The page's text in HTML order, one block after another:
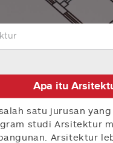
Apa itu
satu jurusan
studi Arsitektur
Arsitektur